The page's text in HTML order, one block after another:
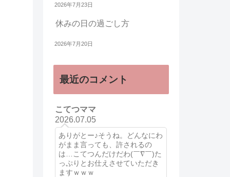
2026年7月23日
休みの日の過ごし方
2026年7月20日
最近のコメント
こてつママ
2026.07.05
ありがとー♪そうね。どんなにわ
がまま言っても、許されるの
は…こてつんだけだわ(￣∇￣)た
っぷりとお仕えさせていただき
ますｗｗｗ